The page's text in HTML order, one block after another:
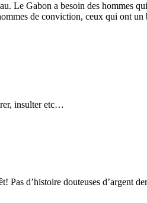
Le Gabon a besoin des hommes
de conviction, ceux qui ont
insulter etc…
d’histoire douteuses d’argent